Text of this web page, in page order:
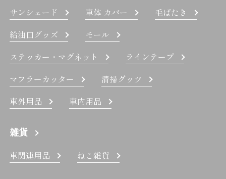
サンシェード 車体 カバー
毛ばたき
給油口グッズ
モール
ステッカー・マグネット
ラインテープ
マフラーカッター
清掃グッツ
車外用品
車内用品
雑貨
車関連用品 ねこ雑貨